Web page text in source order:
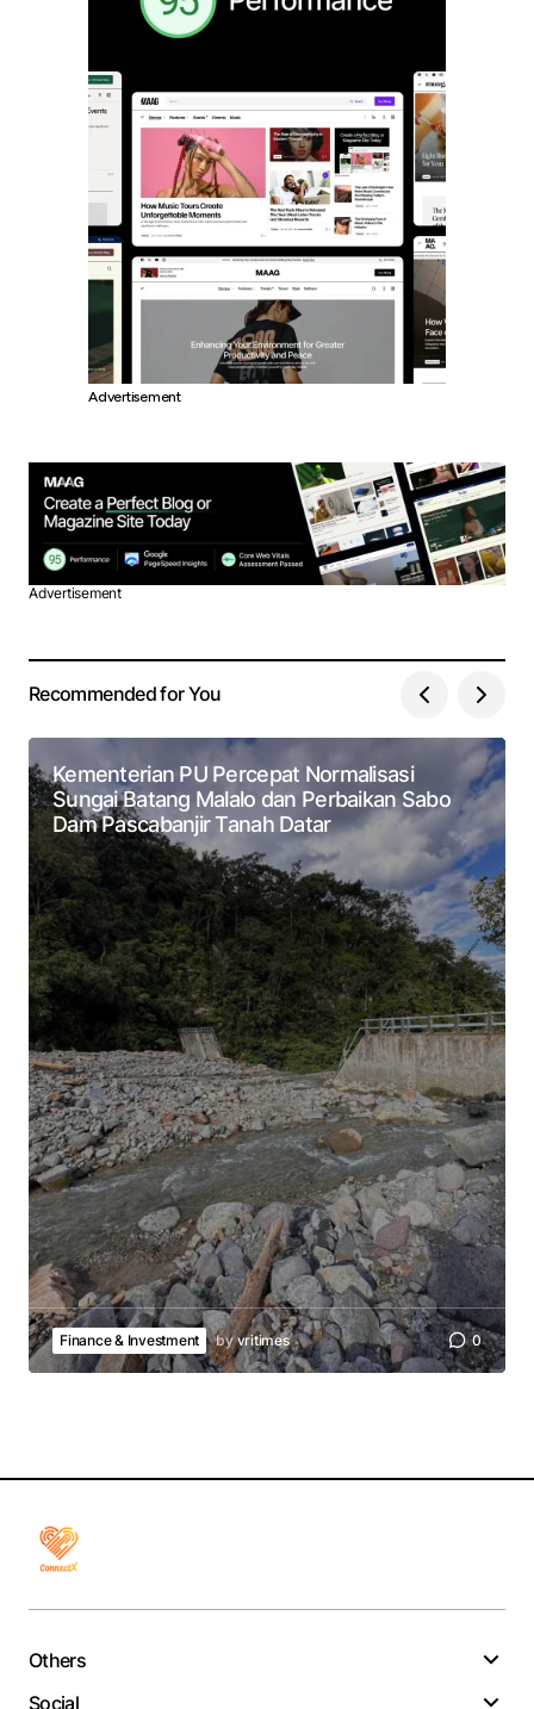
Advertisement
Advertisement
Recommended for You
Kementerian PU Percepat Normalisasi
Sungai Batang Malalo dan Perbaikan Sabo
Dam Pascabanjir Tanah Datar
Finance & Investment byvritimes 0
Others
Social